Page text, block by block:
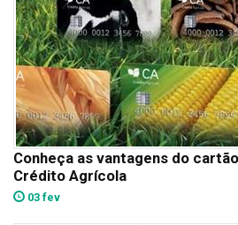
Conheça as vantagens do
Crédito Agrícola
03 fev